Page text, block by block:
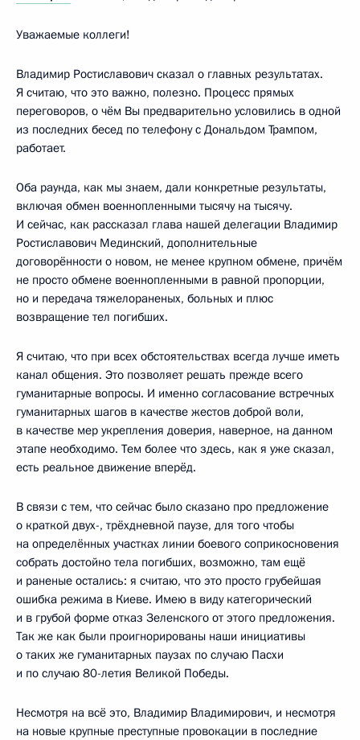
Уважаемые коллеги!
Владимир Ростиславович сказал о главных результатах.
Я считаю, что это важно, полезно. Процесс прямых
переговоров, о чём Вы предварительно условились в одной
из последних бесед по телефону с Дональдом Трампом,
работает.
Оба раунда, как мы знаем, дали конкретные результаты,
включая обмен военнопленными тысячу на тысячу.
И сейчас, как рассказал глава нашей делегации Владимир
Ростиславович Мединский, дополнительные
договорённости о новом, не менее крупном обмене, причём
не просто обмене военнопленными в равной пропорции,
но и передача тяжелораненых, больных и плюс
возвращение тел погибших.
Я считаю, что при всех обстоятельствах всегда лучше иметь
канал общения. Это позволяет решать прежде всего
гуманитарные вопросы. И именно согласование встречных
гуманитарных шагов в качестве жестов доброй воли,
в качестве мер укрепления доверия, наверное, на данном
этапе необходимо. Тем более что здесь, как я уже сказал,
есть реальное движение вперёд.
В связи с тем, что сейчас было сказано про предложение
о краткой двух-, трёхдневной паузе, для того чтобы
на определённых участках линии боевого соприкосновения
собрать достойно тела погибших, возможно, там ещё
и раненые остались: я считаю, что это просто грубейшая
ошибка режима в Киеве. Имею в виду категорический
и в грубой форме отказ Зеленского от этого предложения.
Так же как были проигнорированы наши инициативы
о таких же гуманитарных паузах по случаю Пасхи
и по случаю 80-летия Великой Победы.
Несмотря на всё это, Владимир Владимирович, и несмотря
на новые крупные преступные провокации в последние